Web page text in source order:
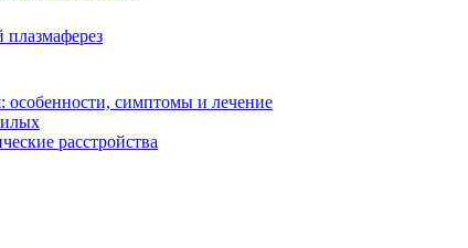
симптомы и лечение
расстройства